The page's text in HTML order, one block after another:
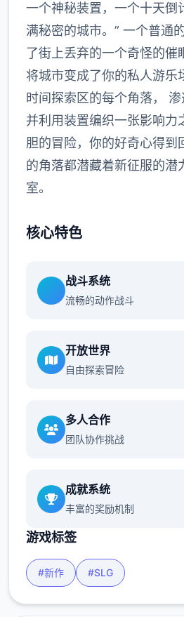
一个神秘装置，一个十天倒
满秘密的城市。” 一个普通
了街上丢弃的一个奇怪的催
将城市变成了你的私人游乐
时间探索区的每个角落， 渗
并利用装置编织一张影响力
胆的冒险，你的好奇心得到
的角落都潜藏着新征服的潜
室。
核心特色
战斗系统
流畅的动作战斗
开放世界
自由探索冒险
多人合作
团队协作挑战
成就系统
丰富的奖励机制
游戏标签
#新作 #SLG